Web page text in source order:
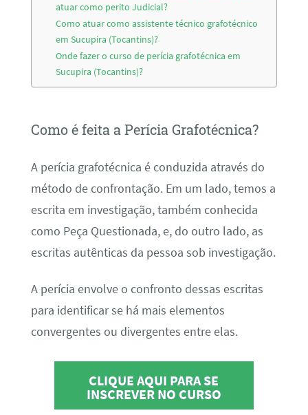
atuar como perito Judicial?
Como atuar como assistente técnico grafotécnico
em Sucupira (Tocantins)?
Onde fazer o curso de perícia grafotécnica em
Sucupira (Tocantins)?
Como é feita a Perícia Grafotécnica?
A perícia grafotécnica é conduzida através do
método de confrontação. Em um lado, temos a
escrita em investigação, também conhecida
como Peça Questionada, e, do outro lado, as
escritas autênticas da pessoa sob investigação.
A perícia envolve o confronto dessas escritas
para identificar se há mais elementos
convergentes ou divergentes entre elas.
CLIQUE AQUI PARA SE
INSCREVER NO CURSO